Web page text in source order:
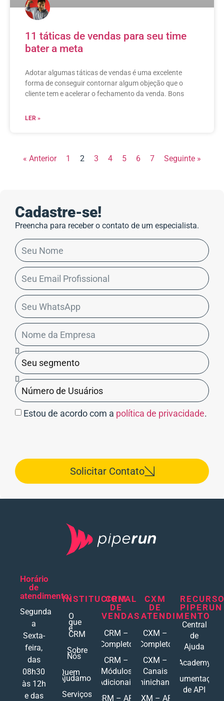
11 táticas de vendas para seu time
bater a meta
Adotar algumas táticas de vendas é uma excelente
forma de conseguir contornar algum objeção que o
cliente tem e acelerar o fechamento da venda. Bons
LER »
« Anterior 1 2 3 4 5 6 7 Seguinte »
Cadastre-se!
Preencha para receber o contato de um especialista.
Estou de acordo com a política de privacidade.
Solicitar Contato
Horário
de
atendimento:
Segunda
a
Sexta-
feira,
das
08h30
às 12h
e das
INSTITUCIONAL
O
que
é
CRM
Sobre
Nós
Quem
Ajudamos
Serviços
CRM
DE
VENDAS
CRM –
Completo
CRM –
Módulos
Adicionais
CRM – API
CXM
DE
ATENDIMENTO
CXM –
Completo
CXM –
Canais
Ominichannel
CXM – API
PIPERUN
Central
de
Ajuda
Academy
Documentações
de API